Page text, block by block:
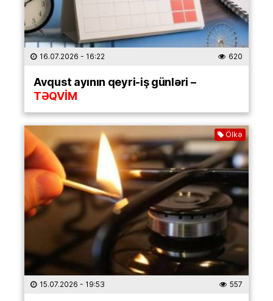
16.07.2026 - 16:22 620
Avqust ayının qeyri-iş günləri –
TƏQVİM
Ölkə
15.07.2026 - 19:53 557